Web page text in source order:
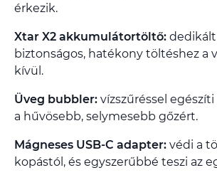
érkezik.
Xtar X2 akkumulátortöltő:
biztonságos, hatékony töltéshez a
kívül.
Üveg bubbler: vízszűréssel
a hűvösebb, selymesebb gőzért.
Mágneses USB-C adapter: védi a
kopástól, és egyszerűbbé teszi az